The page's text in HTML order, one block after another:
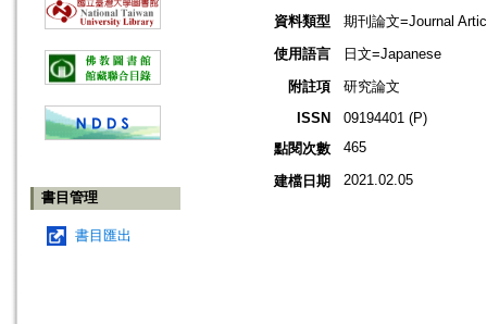
書目管理
書目匯出
資料類型
期刊論文=Journal
使用語言
日文=Japanese
附註項
研究論文
ISSN
09194401 (P)
點閱次數
465
建檔日期 2021.02.05